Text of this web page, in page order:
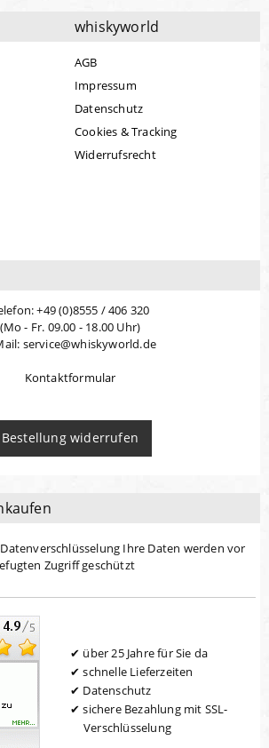
whiskyworld
AGB
Impressum
Datenschutz
Cookies & Tracking
Widerrufsrecht
+49 (0)8555 / 406 320
(Mo - Fr. 09.00 - 18.00 Uhr)
service@whiskyworld.de
Kontaktformular
Bestellung widerrufen
Datenverschlüsselung Ihre Daten werden vor
Zugriff geschützt
über 25 Jahre für Sie da
schnelle Lieferzeiten
Datenschutz
sichere Bezahlung mit SSL-
Verschlüsselung